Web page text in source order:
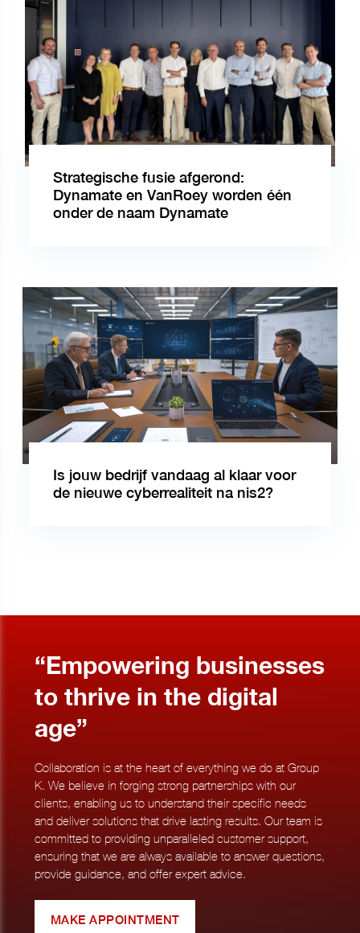
Strategische fusie afgerond:
Dynamate en VanRoey worden één
onder de naam Dynamate
Is jouw bedrijf vandaag al klaar voor
de nieuwe cyberrealiteit na nis2?
“Empowering businesses
to thrive in the digital
age”
Collaboration is at the heart of everything we do at Group
K. We believe in forging strong partnerships with our
clients, enabling us to understand their specific needs
and deliver solutions that drive lasting results. Our team is
committed to providing unparalleled customer support,
ensuring that we are always available to answer questions,
provide guidance, and offer expert advice.
MAKE APPOINTMENT